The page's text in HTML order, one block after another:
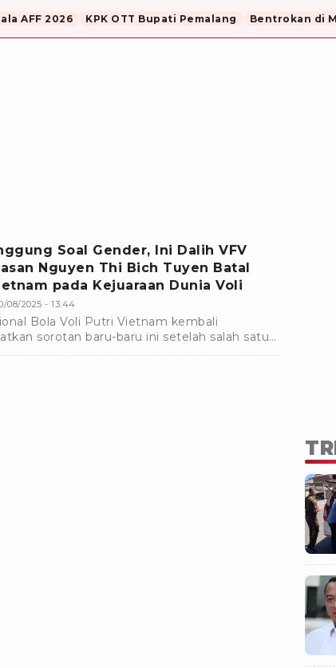
AFF 2026 KPK OTT Bupati Pemalang Bentrokan di
Soal Gender, Ini Dalih VFV
Nguyen Thi Bich Tuyen Batal
pada Kejuaraan Dunia Voli
08/2025 - 13:44
Bola Voli Putri Vietnam kembali
sorotan baru-baru ini setelah salah satu
mereka, Nguyen Thi Bich Tuyen